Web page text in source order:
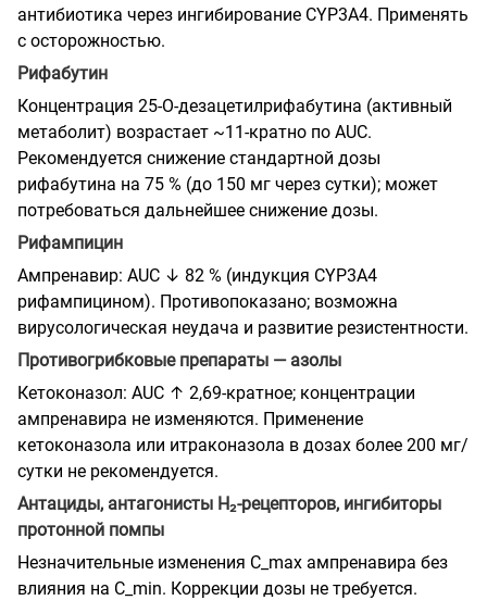
антибиотика через ингибирование CYP3A4. Применять
с осторожностью.
Рифабутин
Концентрация 25-О-дезацетилрифабутина (активный
метаболит) возрастает ~11-кратно по AUC.
Рекомендуется снижение стандартной дозы
рифабутина на 75 % (до 150 мг через сутки); может
потребоваться дальнейшее снижение дозы.
Рифампицин
Ампренавир: AUC ↓ 82 % (индукция CYP3A4
рифампицином). Противопоказано; возможна
вирусологическая неудача и развитие резистентности.
Противогрибковые препараты — азолы
Кетоконазол: AUC ↑ 2,69-кратное; концентрации
ампренавира не изменяются. Применение
кетоконазола или итраконазола в дозах более 200 мг/
сутки не рекомендуется.
Антациды, антагонисты Н₂-рецепторов, ингибиторы
протонной помпы
Незначительные изменения C_max ампренавира без
влияния на C_min. Коррекции дозы не требуется.